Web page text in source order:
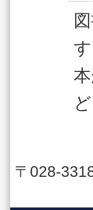
す
〒028-